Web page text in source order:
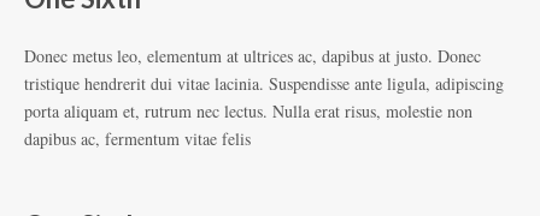
Donec metus leo, elementum at ultrices ac, dapibus at justo. Donec
tristique hendrerit dui vitae lacinia. Suspendisse ante ligula, adipiscing
porta aliquam et, rutrum nec lectus. Nulla erat risus, molestie non
dapibus ac, fermentum vitae felis